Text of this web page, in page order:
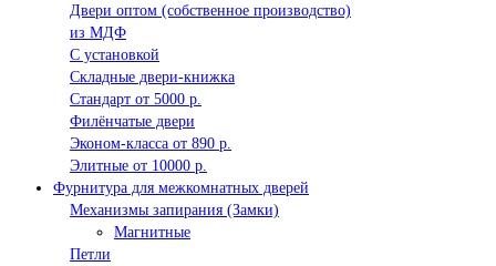
Двери оптом (собственное производство)
из МДФ
С установкой
Складные двери-книжка
Стандарт от 5000 р.
Филёнчатые двери
Эконом-класса от 890 р.
Элитные от 10000 р.
Фурнитура для межкомнатных дверей
Механизмы запирания (Замки)
Магнитные
Петли